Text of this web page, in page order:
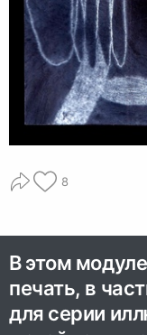
8
В этом
печать, в
для серии